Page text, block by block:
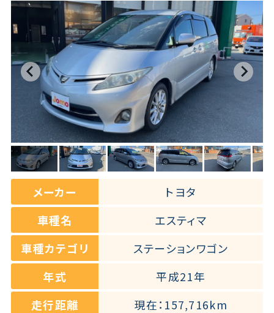
よくある質問
お問い合わせチャット
メーカー
トヨタ
車種名
エスティマ
車種カテゴリ
ステーションワゴン
年式
平成21年
走行距離
現在：157,716km